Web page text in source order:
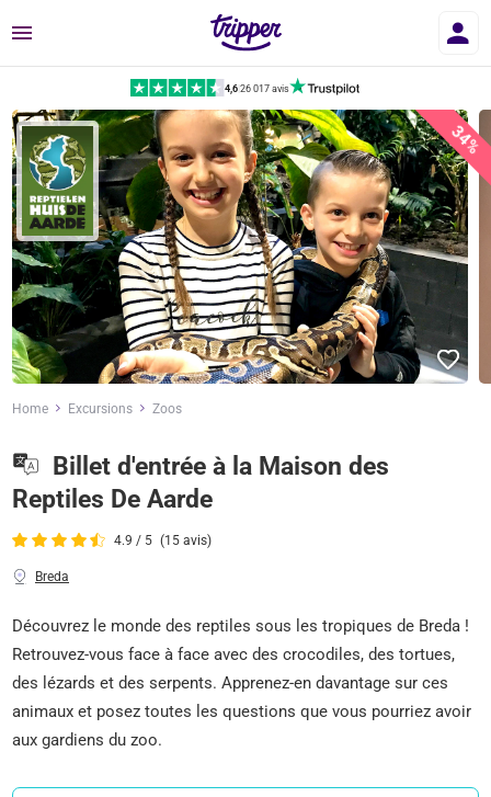
Menu
4,6|26 017 avis
34%
Home Excursions Zoos
Billet d'entrée à la Maison des
Reptiles De Aarde
4.9 / 5 (15 avis)
Breda
Découvrez le monde des reptiles sous les tropiques de Breda !
Retrouvez-vous face à face avec des crocodiles, des tortues,
des lézards et des serpents. Apprenez-en davantage sur ces
animaux et posez toutes les questions que vous pourriez avoir
aux gardiens du zoo.